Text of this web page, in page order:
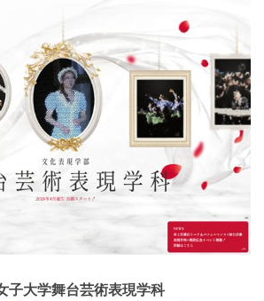
子大学舞台芸術表現学科